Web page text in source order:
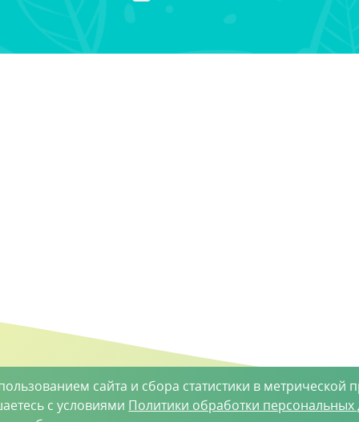
сайта и сбора статистики в метрической
с условиями Политики обработки персональных